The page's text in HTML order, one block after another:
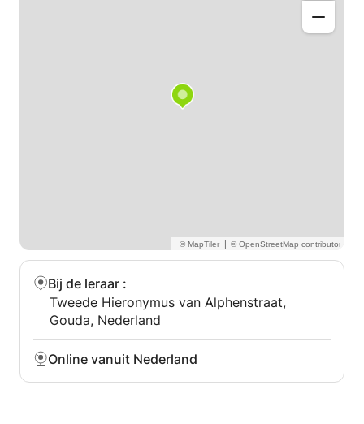
Mijn doel is om scholieren en ondernemers vooruit
te stellen en te adviseren bij het optimaliseren van
werkprocessen. Mijn lessen kunnen online of offline
|
Bij de leraar :
Tweede Hieronymus van Alphenstraat,
Gouda, Nederland
Online vanuit Nederland